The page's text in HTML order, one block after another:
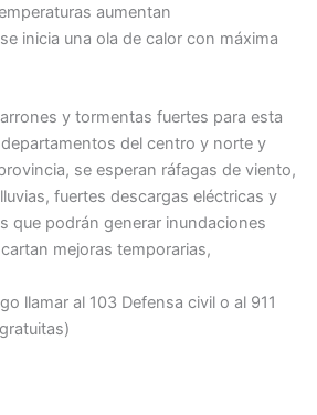
aumentan
inicia una ola de calor con máxima
y tormentas fuertes para esta
del centro y norte y
se esperan ráfagas de viento,
fuertes descargas eléctricas y
que podrán generar inundaciones
mejoras temporarias,
llamar al 103 Defensa civil o al 911